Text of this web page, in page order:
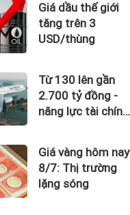
Giá dầu thế giới
tăng trên 3
USD/thùng
Từ 130 lên gần
2.700 tỷ đồng -
năng lực tài chính
công nợ với ACV
Giá vàng hôm nay
8/7: Thị trường
lặng sóng